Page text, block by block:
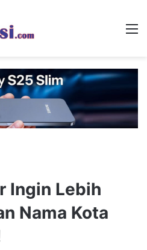
Ingin Lebih
Nama Kota